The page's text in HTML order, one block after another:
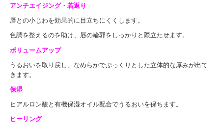
アンチエイジング・若返り
唇との小じわを効果的に目立ちにくくします。
色調を整えるのを助け、唇の輪郭をしっかりと際立たせます。
ボリュームアップ
うるおいを取り戻し、なめらかでぷっくりとした立体的な厚みが出て
きます。
保湿
ヒアルロン酸と有機保湿オイル配合でうるおいを保ちます。
ヒーリング